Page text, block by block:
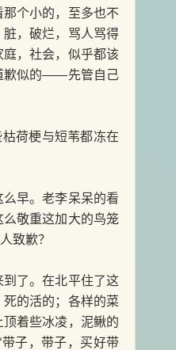
个小的，至多也不
，破烂，骂人骂得
，社会，似乎都该
歉似的——先管自己
荷梗与短苇都冻在
早。老李呆呆的看
敬重这加大的鸟笼
致歉？
了。在北平住了这
的活的；各样的菜
着些冰凌，泥鳅的
子，带子，买好带